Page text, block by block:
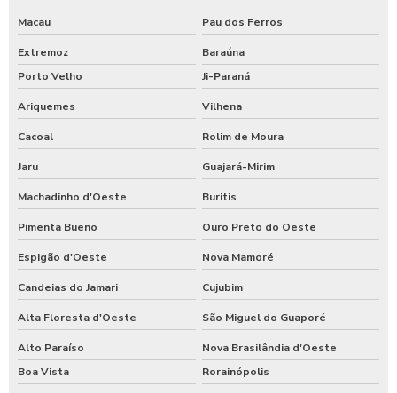
Macau Pau dos Ferros
Extremoz
Baraúna
Porto Velho
Ji-Paraná
Ariquemes Vilhena
Cacoal Rolim de Moura
Jaru Guajará-Mirim
Machadinho d'Oeste Buritis
Pimenta Bueno Ouro Preto do Oeste
Espigão d'Oeste Nova Mamoré
Candeias do Jamari Cujubim
Alta Floresta d'Oeste São Miguel do Guaporé
Alto Paraíso
Nova Brasilândia d'Oeste
Boa Vista
Rorainópolis